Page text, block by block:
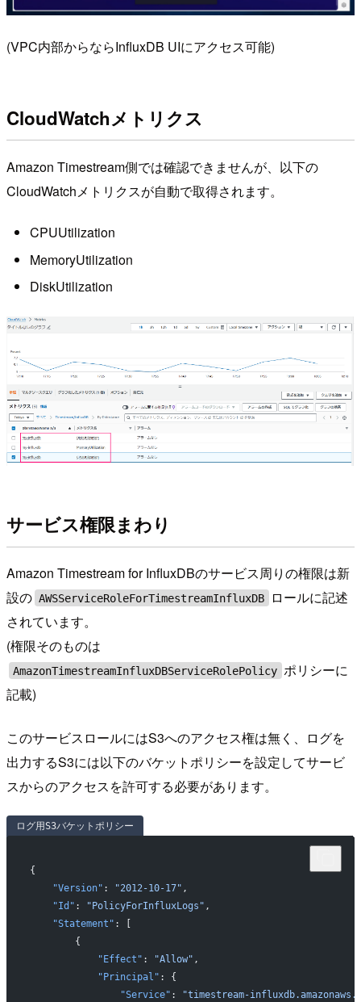
(VPC内部からならInfluxDB UIにアクセス可能)
CloudWatchメトリクス
Amazon Timestream側では確認できませんが、以下の
CloudWatchメトリクスが自動で取得されます。
CPUUtilization
MemoryUtilization
DiskUtilization
サービス権限まわり
Amazon Timestream for InfluxDBのサービス周りの権限は新
設の AWSServiceRoleForTimestreamInfluxDB
ロールに記述
されています。
(権限そのものは
AmazonTimestreamInfluxDBServiceRolePolicy ポリシーに
記載)
このサービスロールにはS3へのアクセス権は無く、ログを
出力するS3には以下のバケットポリシーを設定してサービ
スからのアクセスを許可する必要があります。
ログ用S3バケットポリシー
{
    "Version"
: "2012-10-17" ,
    "Id"
: "PolicyForInfluxLogs" ,
    "Statement"
: [
        {
            "Effect"
: "Allow" ,
            "Principal"
: {
                "Service"
:
"timestream-